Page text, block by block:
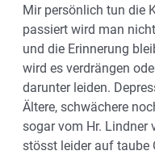
Mir persönlich tun die
passiert wird man
und die Erinnerung
wird es verdrängen
darunter leiden.
Ältere, schwächere
sogar vom Hr. Lindner
stösst leider auf taube